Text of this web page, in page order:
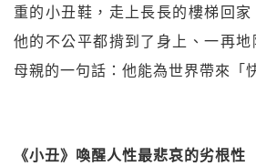
重的小丑鞋，走上長長的樓梯回
他的不公平都揹到了身上、一再
母親的一句話：他能為世界帶來「
《小丑》喚醒人性最悲哀的劣根性